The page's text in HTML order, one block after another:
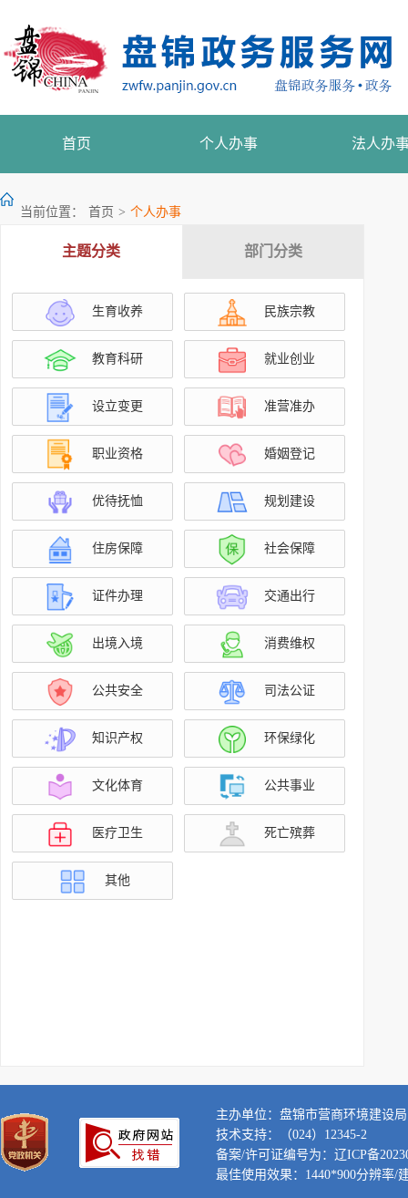
首页 个人办事 法人办
当前位置： 首页 > 个人办事
主题分类 部门分类
生育收养 民族宗教
教育科研 就业创业
设立变更 准营准办
职业资格 婚姻登记
优待抚恤 规划建设
住房保障 社会保障
证件办理 交通出行
出境入境 消费维权
公共安全 司法公证
知识产权 环保绿化
文化体育 公共事业
医疗卫生 死亡殡葬
其他
主办单位：盘锦市营商环境建设局
技术支持：（024）12345-2
备案/许可证编号为：辽ICP备
最佳使用效果：1440*900分辨率/